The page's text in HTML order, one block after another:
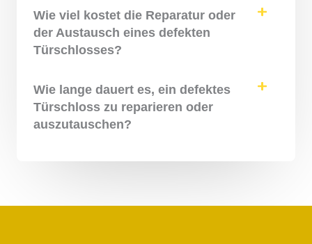
Wie viel kostet die Reparatur oder
der Austausch eines defekten
Türschlosses?
Wie lange dauert es, ein defektes
Türschloss zu reparieren oder
auszutauschen?